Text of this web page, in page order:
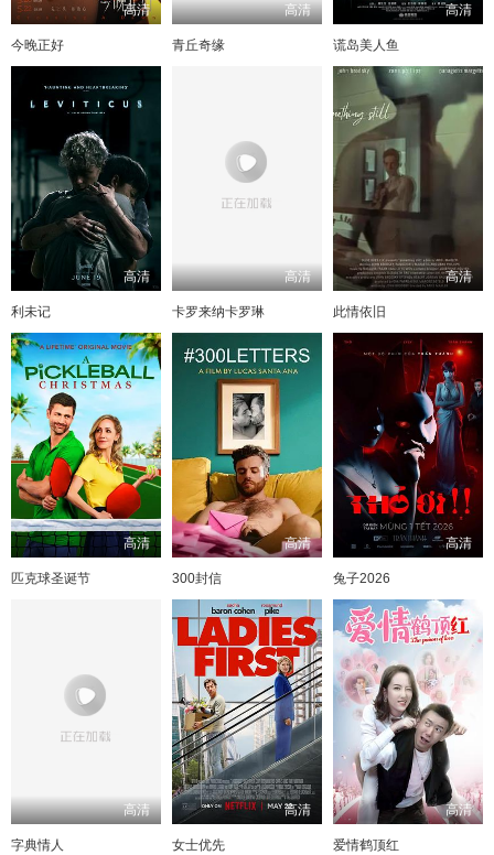
高清
今晚正好
高清
青丘奇缘
高清
谎岛美人鱼
高清
利未记
高清
卡罗来纳卡罗琳
高清
此情依旧
高清
匹克球圣诞节
高清
300封信
高清
兔子2026
高清
字典情人
高清
女士优先
高清
爱情鹤顶红